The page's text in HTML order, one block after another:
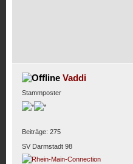
Vaddi
Stammposter
Beiträge: 275
SV Darmstadt 98